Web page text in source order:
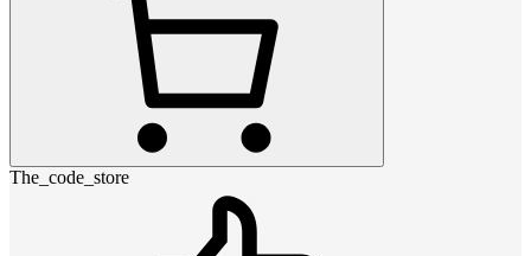
The_code_store